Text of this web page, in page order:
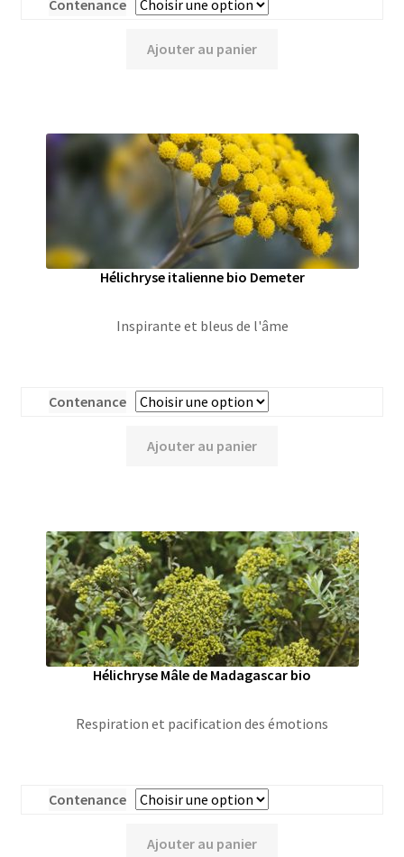
Contenance
Ajouter au panier
Hélichryse italienne bio Demeter
Inspirante et bleus de l'âme
Contenance
Ajouter au panier
Hélichryse Mâle de Madagascar bio
Respiration et pacification des émotions
Contenance
Ajouter au panier